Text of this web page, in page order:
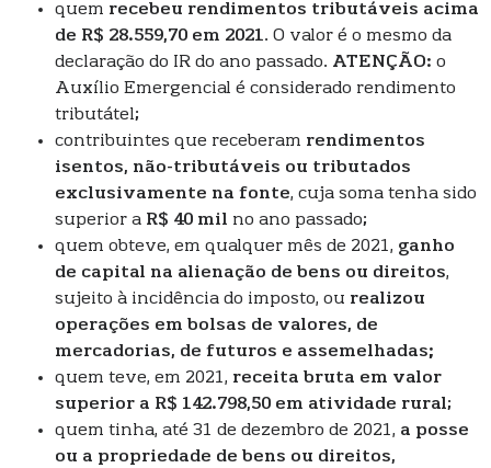
quem recebeu rendimentos tributáveis acima
de R$ 28.559,70 em 2021. O valor é o mesmo da
declaração do IR do ano passado. ATENÇÃO: o
Auxílio Emergencial é considerado rendimento
tributátel;
contribuintes que receberam rendimentos
isentos, não-tributáveis ou tributados
exclusivamente na fonte, cuja soma tenha sido
superior a R$ 40 mil no ano passado;
quem obteve, em qualquer mês de 2021, ganho
de capital na alienação de bens ou direitos,
sujeito à incidência do imposto, ou realizou
operações em bolsas de valores, de
mercadorias, de futuros e assemelhadas;
quem teve, em 2021, receita bruta em valor
superior a R$ 142.798,50 em atividade rural;
quem tinha, até 31 de dezembro de 2021, a posse
ou a propriedade de bens ou direitos,